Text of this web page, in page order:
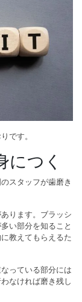
です。
につく
スタッフが歯磨き
ります。ブラッシ
い部分を知ること
教えてもらえるた
っている部分には
なければ磨き残し